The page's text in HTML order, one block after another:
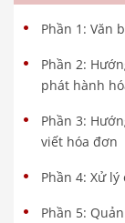
Phần 1: Văn
Phần 2:
phát hành
Phần 3:
viết hóa đơn
Phần 4: Xử
Phần 5: